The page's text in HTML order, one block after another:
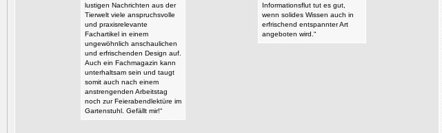
lustigen Nachrichten aus der
Tierwelt viele anspruchsvolle
und praxisrelevante
Fachartikel in einem
ungewöhnlich anschaulichen
und erfrischenden Design auf.
Auch ein Fachmagazin kann
unterhaltsam sein und taugt
somit auch nach einem
anstrengenden Arbeitstag
noch zur Feierabendlektüre im
Gartenstuhl. Gefällt mir!“
Informationsflut tut es gut,
wenn solides Wissen auch in
erfrischend entspannter Art
angeboten wird.“